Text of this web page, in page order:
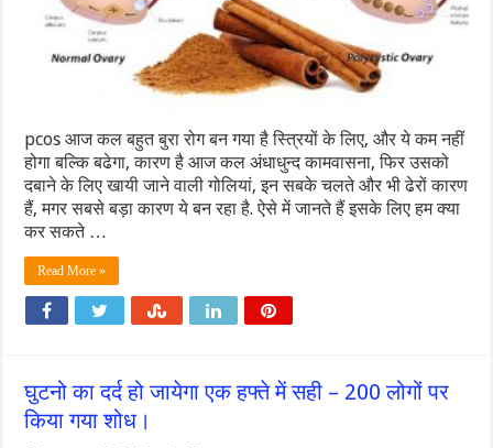
pcos आज कल बहुत बुरा रोग बन गया है स्त्रियों के लिए, और ये कम नहीं
होगा बल्कि बढेगा, कारण है आज कल अंधाधुन्द कामवासना, फिर उसको
दबाने के लिए खायी जाने वाली गोलियां, इन सबके चलते और भी ढेरों कारण
हैं, मगर सबसे बड़ा कारण ये बन रहा है. ऐसे में जानते हैं इसके लिए हम क्या
कर सकते …
Read More »
घुटनो का दर्द हो जायेगा एक हफ्ते में सही – 200 लोगों पर
किया गया शोध।